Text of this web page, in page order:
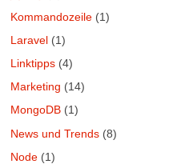
Kommandozeile (1)
Laravel (1)
Linktipps (4)
Marketing (14)
MongoDB (1)
News und Trends (8)
Node (1)